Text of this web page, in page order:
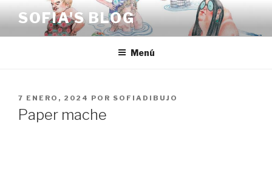
contenido
SOFIA'S BLOG
Menú
PUBLICADO
EL
7 ENERO, 2024 POR SOFIADIBUJO
Paper mache